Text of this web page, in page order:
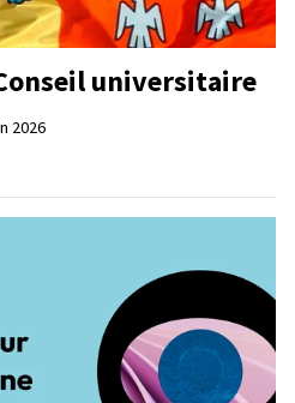
universitaire
2026